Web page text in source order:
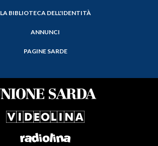
LA BIBLIOTECA DELL'IDENTITÀ
ANNUNCI
PAGINE SARDE